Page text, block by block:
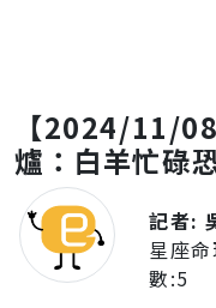
【2024/11/
爐：白羊忙碌
記者:
星座
數:5